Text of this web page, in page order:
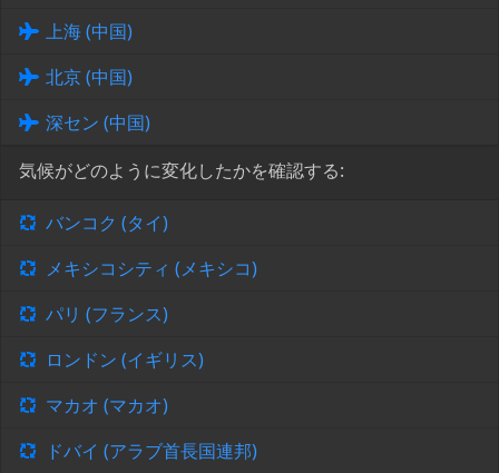
上海 (中国)
北京 (中国)
深セン (中国)
気候がどのように変化したかを確認する:
バンコク (タイ)
メキシコシティ (メキシコ)
パリ (フランス)
ロンドン (イギリス)
マカオ (マカオ)
ドバイ (アラブ首長国連邦)